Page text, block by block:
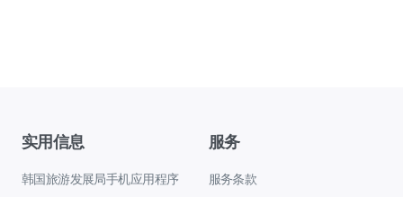
实用信息
韩国旅游发展局手机应用程序
服务
服务条款